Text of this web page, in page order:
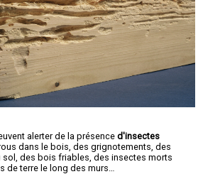
alerter de la présence d'insectes
dans le bois, des grignotements, des
sol, des bois friables, des insectes morts
de terre le long des murs…